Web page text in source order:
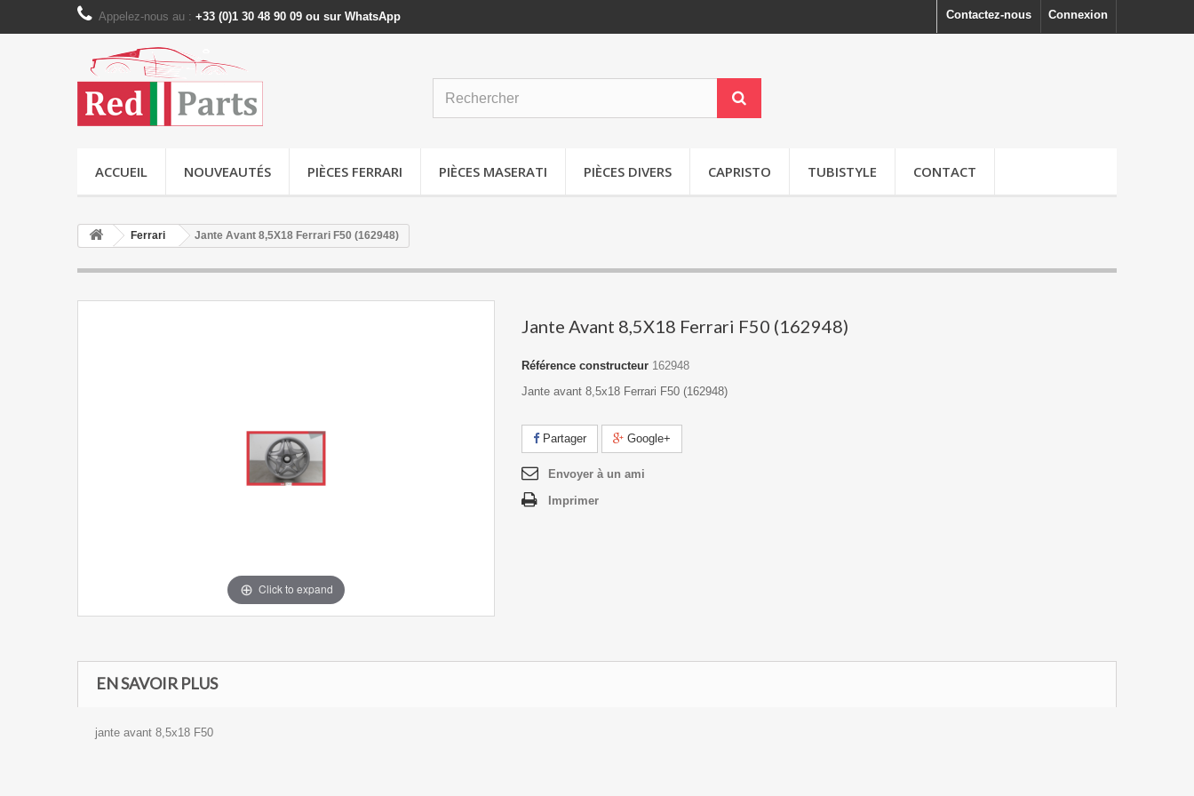
Connexion
Contactez-nous
Appelez-nous au : +33 (0)1 30 48 90 09 ou sur WhatsApp
ACCUEIL NOUVEAUTÉS PIÈCES FERRARI PIÈCES MASERATI PIÈCES DIVERS CAPRISTO TUBISTYLE CONTACT
Ferrari Jante Avant 8,5X18 Ferrari F50 (162948)
Click to expand
Jante Avant 8,5X18 Ferrari F50 (162948)
Référence constructeur 162948
Jante avant 8,5x18 Ferrari F50 (162948)
Partager Google+
Envoyer à un ami
Imprimer
EN SAVOIR PLUS
jante avant 8,5x18 F50